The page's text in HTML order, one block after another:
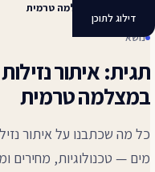
דילוג לתוכן
איתור נזילות במצלמה טרמית
נושא
תגית: איתור נזילות
במצלמה טרמית
כל מה שכתבנו על איתור
מים — טכנולוגיות, מחירים